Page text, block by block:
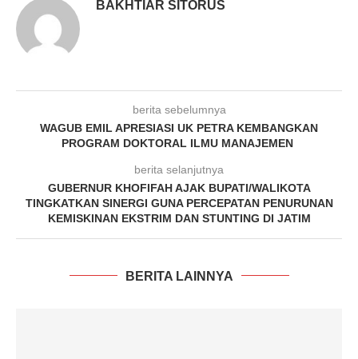
BAKHTIAR SITORUS
berita sebelumnya
WAGUB EMIL APRESIASI UK PETRA KEMBANGKAN
PROGRAM DOKTORAL ILMU MANAJEMEN
berita selanjutnya
GUBERNUR KHOFIFAH AJAK BUPATI/WALIKOTA
TINGKATKAN SINERGI GUNA PERCEPATAN PENURUNAN
KEMISKINAN EKSTRIM DAN STUNTING DI JATIM
BERITA LAINNYA